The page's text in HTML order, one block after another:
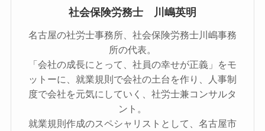
社会保険労務士 川嶋英明
名古屋の社労士事務所、社会保険労務士川嶋事務
所の代表。
「会社の成長にとって、社員の幸せが正義」をモ
ットーに、就業規則で会社の土台を作り、人事制
度で会社を元気にしていく、社労士兼コンサルタ
ント。
就業規則作成のスペシャリストとして、名古屋市